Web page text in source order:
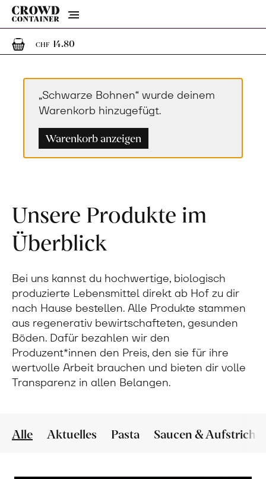
Menu
CHF 14.801 Artikel im Warenkorb
„Schwarze Bohnen“ wurde deinem
Warenkorb hinzugefügt.
Warenkorb anzeigen
Unsere Produkte im
Überblick
Bei uns kannst du hochwertige, biologisch
produzierte Lebensmittel direkt ab Hof zu dir
nach Hause bestellen. Alle Produkte stammen
aus regenerativ bewirtschafteten, gesunden
Böden. Dafür bezahlen wir den
Produzent*innen den Preis, den sie für ihre
wertvolle Arbeit brauchen und bieten dir volle
Transparenz in allen Belangen.
Alle Aktuelles Pasta Saucen & Aufstriche